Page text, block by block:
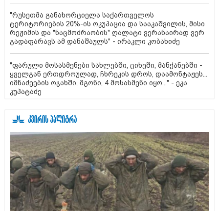
"რუსეთმა განახორციელა საქართველოს
ტერიტორიების 20%-ის ოკუპაცია და სააკაშვილის, მისი
რეჟიმის და "ნაცმოძრაობის" ღალატი ვერანაირად ვერ
გადაფარავს ამ დანაშაულს" - ირაკლი კობახიძე
"ფარული მოსასმენები სახლებში, ციხეში, მანქანებში -
ყველგან ერთდროულად, ჩხრეკის დროს, დაამონტაჟეს...
იმნაძეების ოჯახში, მგონი, 4 მოსასმენი იყო..." - ეკა
კუპატაძე